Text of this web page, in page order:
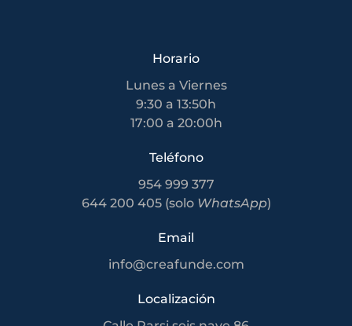
Horario
Lunes a Viernes
9:30 a 13:50h
17:00 a 20:00h
Teléfono
954 999 377
644 200 405 (solo WhatsApp)
Email
info@creafunde.com
Localización